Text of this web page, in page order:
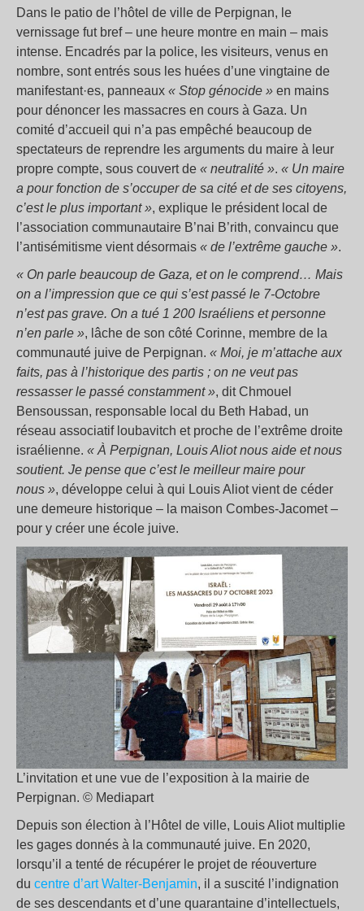
Dans le patio de l’hôtel de ville de Perpignan, le
vernissage fut bref – une heure montre en main – mais
intense. Encadrés par la police, les visiteurs, venus en
nombre, sont entrés sous les huées d’une vingtaine de
manifestant·es, panneaux « Stop génocide » en mains
pour dénoncer les massacres en cours à Gaza. Un
comité d’accueil qui n’a pas empêché beaucoup de
spectateurs de reprendre les arguments du maire à leur
propre compte, sous couvert de « neutralité ». « Un maire
a pour fonction de s’occuper de sa cité et de ses citoyens,
c’est le plus important », explique le président local de
l’association communautaire B’nai B’rith, convaincu que
l’antisémitisme vient désormais « de l’extrême gauche ».
« On parle beaucoup de Gaza, et on le comprend… Mais
on a l’impression que ce qui s’est passé le 7-Octobre
n’est pas grave. On a tué 1 200 Israéliens et personne
n’en parle », lâche de son côté Corinne, membre de la
communauté juive de Perpignan. « Moi, je m’attache aux
faits, pas à l’historique des partis ; on ne veut pas
ressasser le passé constamment », dit Chmouel
Bensoussan, responsable local du Beth Habad, un
réseau associatif loubavitch et proche de l’extrême droite
israélienne. « À Perpignan, Louis Aliot nous aide et nous
soutient. Je pense que c’est le meilleur maire pour
nous », développe celui à qui Louis Aliot vient de céder
une demeure historique – la maison Combes-Jacomet –
pour y créer une école juive.
L’invitation et une vue de l’exposition à la mairie de
Perpignan. © Mediapart
Depuis son élection à l’Hôtel de ville, Louis Aliot multiplie
les gages donnés à la communauté juive. En 2020,
lorsqu’il a tenté de récupérer le projet de réouverture
du centre d’art Walter-Benjamin, il a suscité l’indignation
de ses descendants et d’une quarantaine d’intellectuels,